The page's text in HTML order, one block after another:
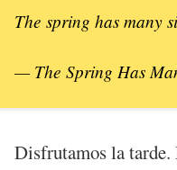
The spring has many
— The Spring Has
Disfrutamos la tarde.